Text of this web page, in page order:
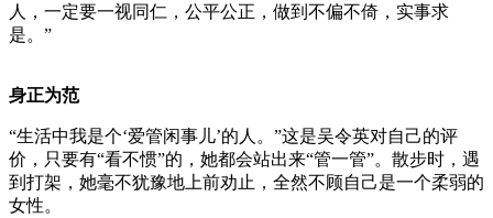
人，一定要一视同仁，公平公正，做到不偏不倚，实事求
是。”
身正为范
“生活中我是个‘爱管闲事儿’的人。”这是吴令英对自己的评
价，只要有“看不惯”的，她都会站出来“管一管”。散步时，遇
到打架，她毫不犹豫地上前劝止，全然不顾自己是一个柔弱的
女性。